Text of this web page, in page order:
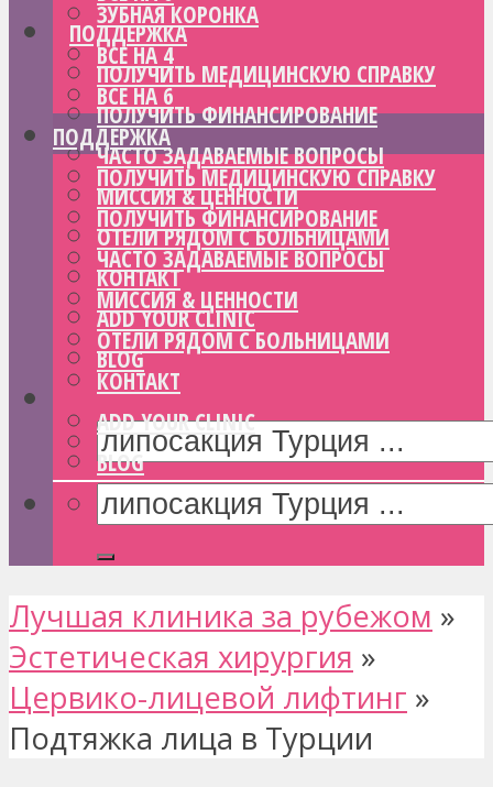
ПОДДЕРЖКА
ПОЛУЧИТЬ МЕДИЦИНСКУЮ СПРАВКУ
ПОЛУЧИТЬ ФИНАНСИРОВАНИЕ
ЧАСТО ЗАДАВАЕМЫЕ ВОПРОСЫ
МИССИЯ & ЦЕННОСТИ
ОТЕЛИ РЯДОМ С БОЛЬНИЦАМИ
КОНТАКТ
ADD YOUR CLINIC
BLOG
ЗУБНАЯ КОРОНКА
ВСЕ НА 4
ВСЕ НА 6
ПОДДЕРЖКА
ПОЛУЧИТЬ МЕДИЦИНСКУЮ СПРАВКУ
ПОЛУЧИТЬ ФИНАНСИРОВАНИЕ
ЧАСТО ЗАДАВАЕМЫЕ ВОПРОСЫ
МИССИЯ & ЦЕННОСТИ
ОТЕЛИ РЯДОМ С БОЛЬНИЦАМИ
КОНТАКТ
ADD YOUR CLINIC
BLOG
Лучшая клиника за рубежом »
Эстетическая хирургия »
Цервико-лицевой лифтинг »
Подтяжка лица в Турции